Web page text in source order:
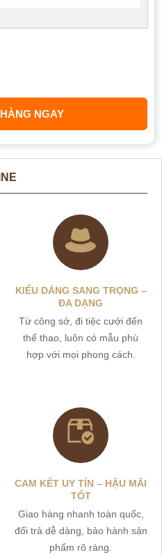
NGAY
KIỂU DÁNG SANG TRỌNG –
ĐA DẠNG
Từ công sở, đi tiệc cưới đến
thể thao, luôn có mẫu phù
hợp với mọi phong cách.
CAM KẾT UY TÍN – HẬU MÃI
TỐT
Giao hàng nhanh toàn quốc,
đổi trả dễ dàng, bảo hành sản
phẩm rõ ràng.